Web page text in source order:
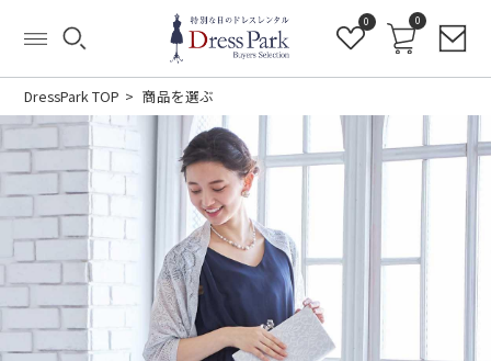
0 0
DressPark TOP 商品を選ぶ